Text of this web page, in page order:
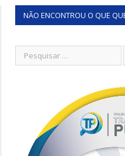
NÃO ENCONTROU O QUE